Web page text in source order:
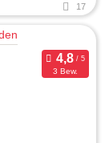
17
3 Bew.